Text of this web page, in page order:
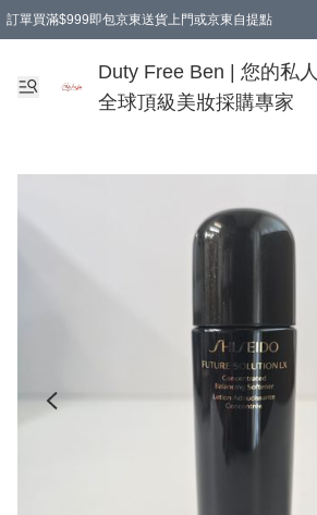
訂單買滿$999即包京東送貨上門或京東自提點
Duty Free Ben | 您的私人
全球頂級美妝採購專家